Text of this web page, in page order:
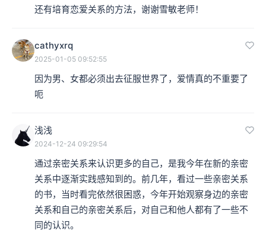
还有培育恋爱关系的方法，谢谢雪敏老师！
cathyxrq
2025-01-05 09:52:55
因为男、女都必须出去征服世界了，爱情真的不重要了
呃
浅浅
2024-12-24 09:29:54
通过亲密关系来认识更多的自己，是我今年在新的亲密
关系中逐渐实践感知到的。前几年，看过一些亲密关系
的书，当时看完依然很困惑，今年开始观察身边的亲密
关系和自己的亲密关系后，对自己和他人都有了一些不
同的认识。